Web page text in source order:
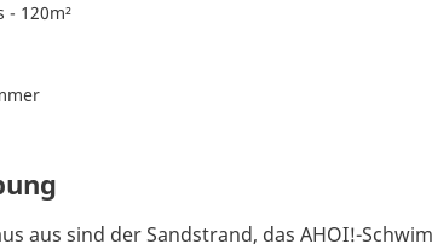
- 120m²
aus sind der Sandstrand, das AHOI!-